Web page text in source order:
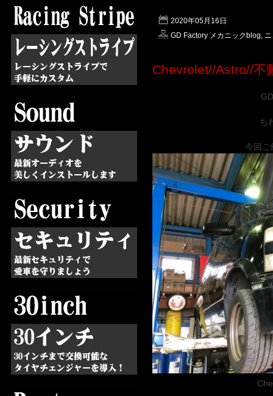
2020年05月16日
GD Factory メカニックblog,
Chevrolet//Astro//不
ち
今回ご